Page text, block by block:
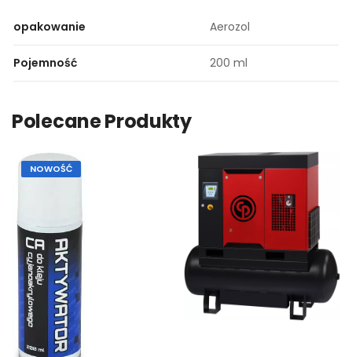
opakowanie Aerozol
Pojemność 200 ml
Polecane Produkty
NOWOŚĆ